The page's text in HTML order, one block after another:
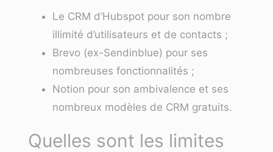
Le CRM d’Hubspot pour son nombre
illimité d’utilisateurs et de contacts ;
Brevo (ex-Sendinblue) pour ses
nombreuses fonctionnalités ;
Notion pour son ambivalence et ses
nombreux modèles de CRM gratuits.
Quelles sont les limites